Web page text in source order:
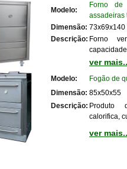
Modelo:
Forno de
assadeiras
Dimensão: 73x69x140
Descrição: Forno
ver
Modelo:
Fogão de
Dimensão: 85x50x55
Descrição: Produto
calorifica,
ver